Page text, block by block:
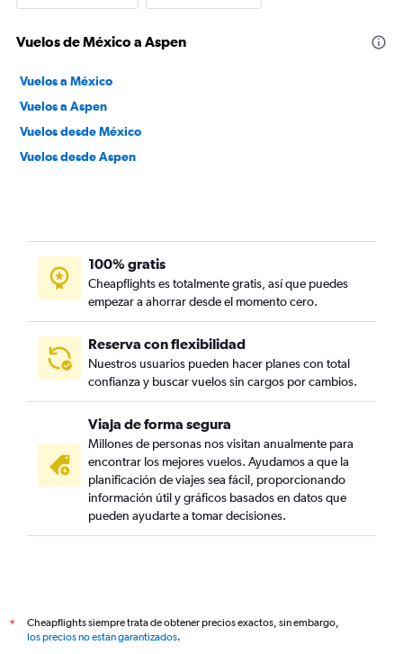
Vuelos de México a Aspen
Vuelos a México
Vuelos a Aspen
Vuelos desde México
Vuelos desde Aspen
100% gratis
Cheapflights es totalmente gratis, así que puedes
empezar a ahorrar desde el momento cero.
Reserva con flexibilidad
Nuestros usuarios pueden hacer planes con total
confianza y buscar vuelos sin cargos por cambios.
Viaja de forma segura
Millones de personas nos visitan anualmente para
encontrar los mejores vuelos. Ayudamos a que la
planificación de viajes sea fácil, proporcionando
información útil y gráficos basados en datos que
pueden ayudarte a tomar decisiones.
*
Cheapflights siempre trata de obtener precios exactos, sin embargo,
los precios no están garantizados.